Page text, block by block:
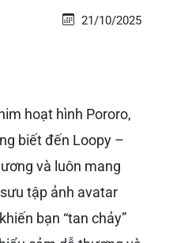
21/10/2025
hoạt hình Pororo,
biết đến Loopy –
và luôn mang
tập ảnh avatar
bạn “tan chảy”